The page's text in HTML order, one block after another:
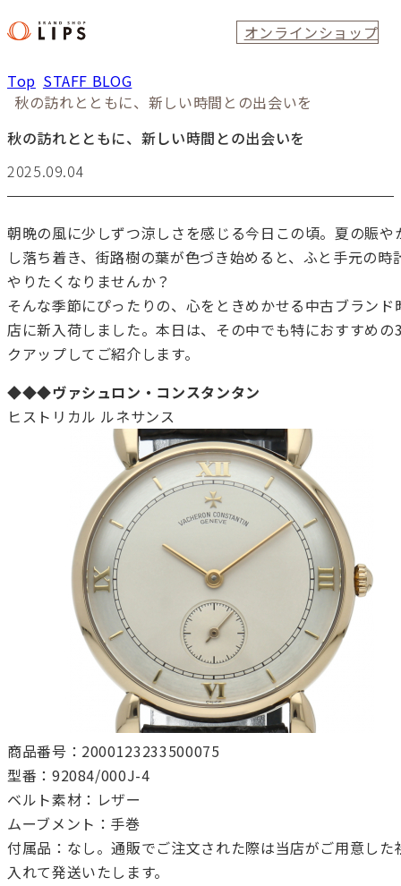
オンラインショップ
Top STAFF BLOG
秋の訪れとともに、新しい時間との出会いを
秋の訪れとともに、新しい時間との出会いを
2025.09.04
朝晩の風に少しずつ涼しさを感じる今日この頃。夏の賑や
し落ち着き、街路樹の葉が色づき始めると、ふと手元の時
やりたくなりませんか？
そんな季節にぴったりの、心をときめかせる中古ブランド
店に新入荷しました。本日は、その中でも特におすすめの
クアップしてご紹介します。
◆◆◆ヴァシュロン・コンスタンタン
ヒストリカル ルネサンス
商品番号：2000123233500075
型番：92084/000J-4
ベルト素材：レザー
ムーブメント：手巻
付属品：なし。通販でご注文された際は当店がご用意した
入れて発送いたします。